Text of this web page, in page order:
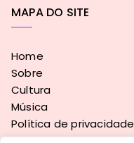
MAPA DO SITE
Home
Sobre
Cultura
Música
Política de privacidade